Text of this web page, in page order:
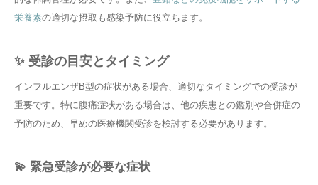
栄養素の適切な摂取も感染予防に役立ちます。
✨ 受診の目安とタイミング
インフルエンザB型の症状がある場合、適切なタイミングでの受診が
重要です。特に腹痛症状がある場合は、他の疾患との鑑別や合併症の
予防のため、早めの医療機関受診を検討する必要があります。
💫 緊急受診が必要な症状